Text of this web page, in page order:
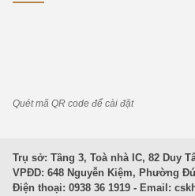
Quét mã QR code để cài đặt
Trụ sở: Tầng 3, Toà nhà IC, 82 Duy
VPĐD: 648 Nguyễn Kiệm, Phường
Điện thoại: 0938 36 1919 - Email: